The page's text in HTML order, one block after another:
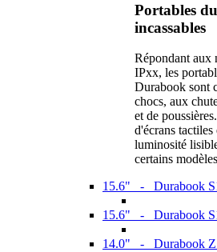
Portables
incassables
Répondant
IPxx, les
Durabook sont
chocs, aux
et de
d'écrans tactiles
luminosité
certains
15.6" - Durabook
15.6" - Durabook
14.0" - Durabook